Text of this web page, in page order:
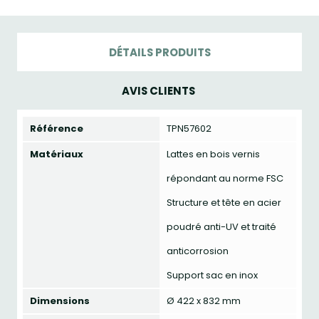
DÉTAILS PRODUITS
AVIS CLIENTS
Référence
TPN57602
Matériaux
Lattes en bois vernis
répondant au norme FSC
Structure et tête en acier
poudré anti-UV et traité
anticorrosion
Support sac en inox
Dimensions
Ø 422 x 832 mm